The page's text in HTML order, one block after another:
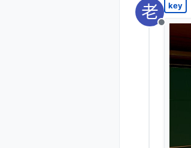
老
离线
key